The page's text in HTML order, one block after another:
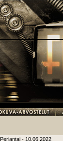
Perjantai - 10.06.2022